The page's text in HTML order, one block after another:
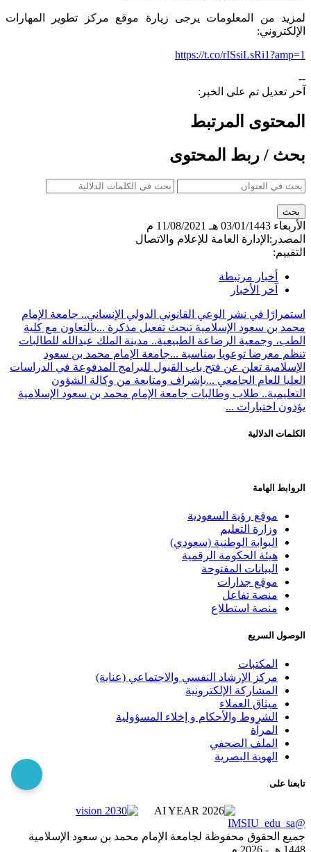
لمزيد من المعلومات يرجى زيارة موقع مركز تطوير المهارات
الإلكتروني:
https://t.co/rISsiLsRi1?amp=1
--
آخر تعديل تم على الخبر:
المحتوى المرتبط
بحث / ربط المحتوى
الأربعاء 03/01/1443 هـ
11/08/2021 م
المصدر: الإدارة العامة للإعلام والاتصال
التقييم:
أخبار مرتبطة
آخر الأخبار
استمرارًا في نشر الوعي القانوني الدولي الإنساني.. جامعة الإمام
محمد بن سعود الإسلامية تبحث تفعيل مذكرة ...بالتعاون مع كلية
الطب، وجمعية الرضاعة الطبيعية.. مدينة الملك عبدالله للطالبات
تنظم معرضا توعويا بمناسبة ...جامعة الإمام محمد بن سعود
الإسلامية تعلن عن فتح باب القبول للبرامج المدفوعة في الدراسات
العليا للعام الجامعي ...بإشراف ومتابعة من وكالة الشؤون
التعليمية.. طلاب وطالبات جامعة الإمام محمد بن سعود الإسلامية
يؤدون اختبارات ...
الكلمات الدلالية
الروابط الهامة
موقع رؤية السعودية
وزارة التعليم
البوابة الوطنية (سعودي)
هيئة الحكومة الرقمية
البيانات المفتوحة
موقع جدارات
منصة تفاعل
منصة استطلاع
الوصول السريع
المكتبات
مركز الإرشاد النفسي والاجتماعي (عناية)
المشاركة الإلكترونية
ميثاق العملاء
الشروط والأحكام و إخلاء المسؤولية
المرآة
الملف الصحفي
الهوية البصرية
تابعنا على
@IMSIU_edu_sa
جميع الحقوق محفوظة لجامعة الإمام محمد بن سعود الإسلامية
1448 هـ -
2026 م